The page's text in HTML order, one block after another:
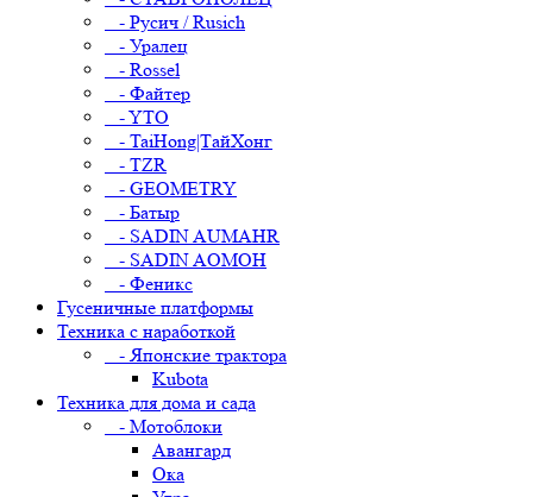
- Русич / Rusich
- Уралец
- Rossel
- Файтер
- YTO
- TaiHong|ТайХонг
- TZR
- GEOMETRY
- Батыр
- SADIN AUMAHR
- SADIN AOMOH
- Феникс
Гусеничные платформы
Техника с наработкой
- Японские трактора
Kubota
Техника для дома и сада
- Мотоблоки
Авангард
Ока